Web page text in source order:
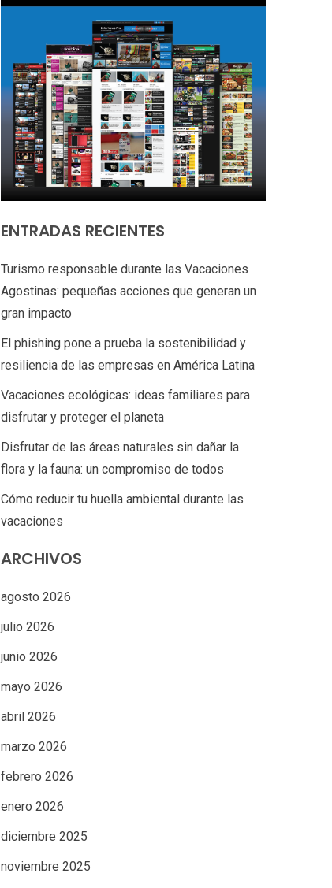
ENTRADAS RECIENTES
Turismo responsable durante las Vacaciones
Agostinas: pequeñas acciones que generan un
gran impacto
El phishing pone a prueba la sostenibilidad y
resiliencia de las empresas en América Latina
Vacaciones ecológicas: ideas familiares para
disfrutar y proteger el planeta
Disfrutar de las áreas naturales sin dañar la
flora y la fauna: un compromiso de todos
Cómo reducir tu huella ambiental durante las
vacaciones
ARCHIVOS
agosto 2026
julio 2026
junio 2026
mayo 2026
abril 2026
marzo 2026
febrero 2026
enero 2026
diciembre 2025
noviembre 2025